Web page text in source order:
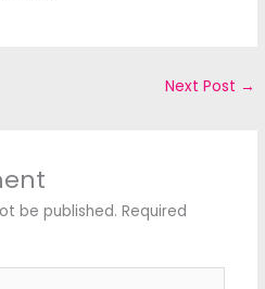
Next Post →
be published. Required